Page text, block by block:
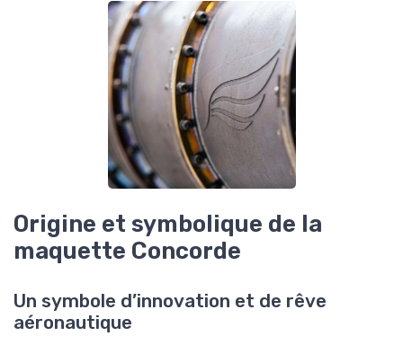
Origine et symbolique de la
maquette Concorde
Un symbole d’innovation et de rêve
aéronautique